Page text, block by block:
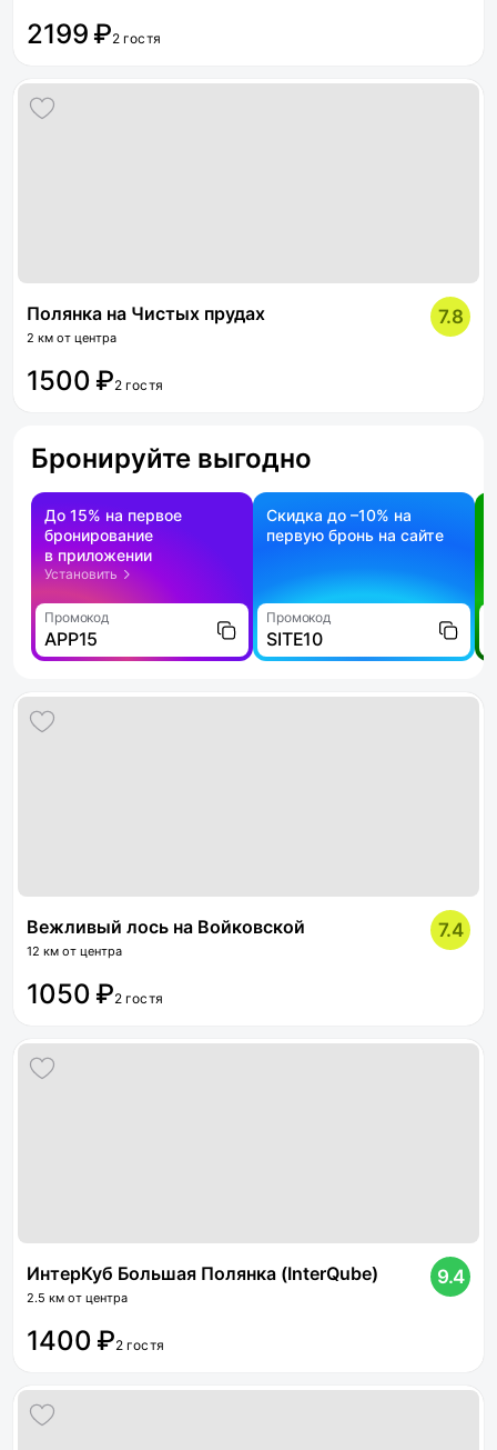
2199 ₽2 гостя
Полянка на Чистых прудах
2 км от центра
7.8
1500 ₽2 гостя
Бронируйте выгодно
До 15% на первое
бронирование
в приложении
Установить
Промокод
APP15
Скидка до –10% на
первую бронь на сайте
Промокод
SITE10
Вежливый лось на Войковской
12 км от центра
7.4
1050 ₽2 гостя
ИнтерКуб Большая Полянка (InterQube)
2.5 км от центра
9.4
1400 ₽2 гостя